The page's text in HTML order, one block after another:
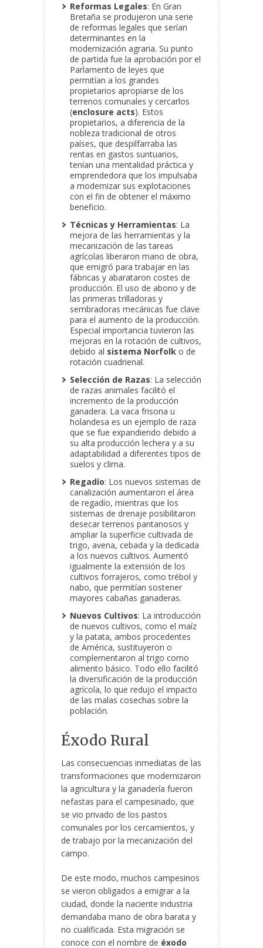
Reformas Legales: En Gran
Bretaña se produjeron una serie
de reformas legales que serían
determinantes en la
modernización agraria. Su punto
de partida fue la aprobación por el
Parlamento de leyes que
permitían a los grandes
propietarios apropiarse de los
terrenos comunales y cercarlos
(enclosure acts). Estos
propietarios, a diferencia de la
nobleza tradicional de otros
países, que despilfarraba las
rentas en gastos suntuarios,
tenían una mentalidad práctica y
emprendedora que los impulsaba
a modernizar sus explotaciones
con el fin de obtener el máximo
beneficio.
Técnicas y Herramientas: La
mejora de las herramientas y la
mecanización de las tareas
agrícolas liberaron mano de obra,
que emigró para trabajar en las
fábricas y abarataron costes de
producción. El uso de abono y de
las primeras trilladoras y
sembradoras mecánicas fue clave
para el aumento de la producción.
Especial importancia tuvieron las
mejoras en la rotación de cultivos,
debido al sistema Norfolk o de
rotación cuadrienal.
Selección de Razas: La selección
de razas animales facilitó el
incremento de la producción
ganadera. La vaca frisona u
holandesa es un ejemplo de raza
que se fue expandiendo debido a
su alta producción lechera y a su
adaptabilidad a diferentes tipos de
suelos y clima.
Regadío: Los nuevos sistemas de
canalización aumentaron el área
de regadío, mientras que los
sistemas de drenaje posibilitaron
desecar terrenos pantanosos y
ampliar la superficie cultivada de
trigo, avena, cebada y la dedicada
a los nuevos cultivos. Aumentó
igualmente la extensión de los
cultivos forrajeros, como trébol y
nabo, que permitían sostener
mayores cabañas ganaderas.
Nuevos Cultivos: La introducción
de nuevos cultivos, como el maíz
y la patata, ambos procedentes
de América, sustituyeron o
complementaron al trigo como
alimento básico. Todo ello facilitó
la diversificación de la producción
agrícola, lo que redujo el impacto
de las malas cosechas sobre la
población.
Éxodo Rural
Las consecuencias inmediatas de las
transformaciones que modernizaron
la agricultura y la ganadería fueron
nefastas para el campesinado, que
se vio privado de los pastos
comunales por los cercamientos, y
de trabajo por la mecanización del
campo.
De este modo, muchos campesinos
se vieron obligados a emigrar a la
ciudad, donde la naciente industria
demandaba mano de obra barata y
no cualificada. Esta migración se
conoce con el nombre de éxodo